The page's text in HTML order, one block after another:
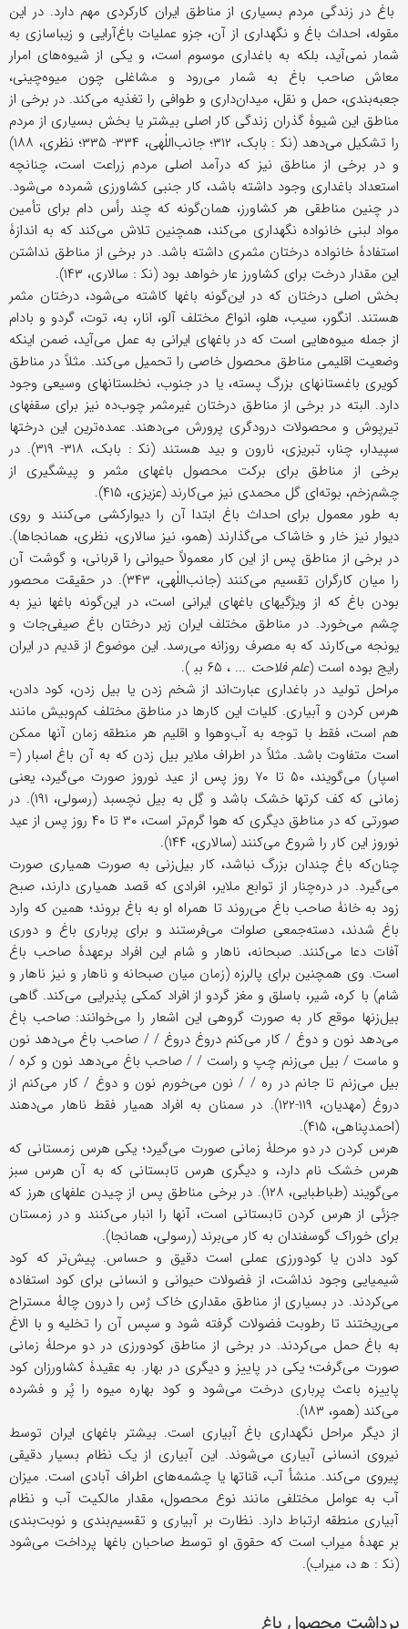
باغ در زندگی مردم بسیاری از مناطق ایران کارکردی مهم دارد. در این
مقوله، احداث باغ و نگهداری از آن، جزو عملیات باغ‌آرایی و زیباسازی به
شمار نمی‌آید، بلکه به باغداری موسوم است، و یکی از شیوه‌های امرار
معاش صاحب باغ به شمار می‌رود و مشاغلی چون میوه‌چینی،
جعبه‌بندی، حمل و نقل، میدان‌داری و طوافی را تغذیه می‌کند. در برخی از
مناطق این شیوۀ گذران زندگی کار اصلی بیشتر یا بخش بسیاری از مردم
را تشکیل می‌دهد (نک‍ : بابک، ۳۱۲؛ جانب‌اللٰهی، ۳۳۴- ۳۳۵؛ نظری، ۱۸۸)
و در برخی از مناطق نیز که درآمد اصلی مردم زراعت است، چنانچه
استعداد باغداری وجود داشته باشد، کار جنبی کشاورزی شمرده می‌شود.
در چنین مناطقی هر کشاورز، همان‌گونه که چند رأس دام برای تأمین
مواد لبنی خانواده نگهداری می‌کند، همچنین تلاش می‌کند که به اندازۀ
استفادۀ خانواده درختان مثمری داشته باشد. در برخی از مناطق نداشتن
این مقدار درخت برای کشاورز عار خواهد بود (نک‍ : سالاری، ۱۴۳).
بخش اصلی درختان که در این‌گونه باغها کاشته می‌شود، درختان مثمر
هستند. انگور، سیب، هلو، انواع مختلف آلو، انار، به، توت، گردو و بادام
از جمله میوه‌هایی است که در باغهای ایرانی به عمل می‌آید، ضمن اینکه
وضعیت اقلیمی مناطق محصول خاصی را تحمیل می‌کند. مثلاً در مناطق
کویری باغستانهای بزرگ پسته، یا در جنوب، نخلستانهای وسیعی وجود
دارد. البته در برخی از مناطق درختان غیرمثمر چوب‌ده نیز برای سقفهای
تیرپوش و محصولات درودگری پرورش می‌دهند. عمده‌ترین این درختها
سپیدار، چنار، تبریزی، نارون و بید هستند (نک‍ : بابک، ۳۱۸- ۳۱۹). در
برخی از مناطق برای برکت محصول باغهای مثمر و پیشگیری از
چشم‌زخم، بوته‌ای گل محمدی نیز می‌کارند (عزیزی، ۴۱۵).
به طور معمول برای احداث باغ ابتدا آن را دیوارکشی می‌کنند و روی
دیوار نیز خار و خاشاک می‌گذارند (همو، نیز سالاری، نظری، همانجاها).
در برخی از مناطق پس از این کار معمولاً حیوانی را قربانی، و گوشت آن
را میان کارگران تقسیم می‌کنند (جانب‌اللٰهی، ۳۴۳). در حقیقت محصور
بودن باغ که از ویژگیهای باغهای ایرانی است، در این‌گونه باغها نیز به
چشم می‌خورد. در مناطق مختلف ایران زیر درختان باغ صیفی‌جات و
یونجه می‌کارند که به مصرف روزانه می‌رسد. این موضوع از قدیم در ایران
رایج بوده است (علم فلاحت ... ، ۶۵ بب‍‌ ).
مراحل تولید در باغداری عبارت‌اند از شخم زدن یا بیل زدن، کود دادن،
هرس کردن و آبیاری. کلیات این کارها در مناطق مختلف کم‌وبیش مانند
هم است، فقط با توجه به آب‌وهوا و اقلیم هر منطقه زمان آنها ممکن
است متفاوت باشد. مثلاً در اطراف ملایر بیل زدن که به آن باغ اسبار (=
اسپار) می‌گویند، ۵۰ تا ۷۰ روز پس از عید نوروز صورت می‌گیرد، یعنی
زمانی که کف کرتها خشک باشد و گِل به بیل نچسبد (رسولی، ۱۹۱). در
صورتی که در مناطق دیگری که هوا گرم‌تر است، ۳۰ تا ۴۰ روز پس از عید
نوروز این کار را شروع می‌کنند (سالاری، ۱۴۴).
چنان‌که باغ چندان بزرگ نباشد، کار بیل‌زنی به صورت همیاری صورت
می‌گیرد. در دره‌چنار از توابع ملایر، افرادی که قصد همیاری دارند، صبح
زود به خانۀ صاحب باغ می‌روند تا همراه او به باغ بروند؛ همین که وارد
باغ شدند، دسته‌جمعی صلوات می‌فرستند و برای پرباری باغ و دوری
آفات دعا می‌کنند. صبحانه، ناهار و شام این افراد برعهدۀ صاحب باغ
است. وی همچنین برای پالرزه (زمان میان صبحانه و ناهار و نیز ناهار و
شام) با کره، شیر، باسلق و مغز گردو از افراد کمکی پذیرایی می‌کند. گاهی
بیل‌زنها موقع کار به صورت گروهی این اشعار را می‌خوانند: صاحب باغ
می‌دهد نون و دوغ / کار می‌کنم دروغ دروغ / / صاحب باغ می‌دهد نون
و ماست / بیل می‌زنم چپ و راست / / صاحب باغ می‌دهد نون و کره /
بیل می‌زنم تا جانم در ره / / نون می‌خورم نون و دوغ / کار می‌کنم از
دروغ (مهدیان، ۱۱۹-۱۲۲). در سمنان به افراد همیار فقط ناهار می‌دهند
(احمدپناهی، ۴۱۵).
هرس کردن در دو مرحلۀ زمانی صورت می‌گیرد؛ یکی هرس زمستانی که
هرس خشک نام دارد، و دیگری هرس تابستانی که به آن هرس سبز
می‌گویند (طباطبایی، ۱۲۸). در برخی مناطق پس از چیدن علفهای هرز که
جزئی از هرس کردن تابستانی است، آنها را انبار می‌کنند و در زمستان
برای خوراک گوسفندان به کار می‌برند (رسولی، همانجا).
کود دادن یا کودورزی عملی است دقیق و حساس. پیش‌تر که کود
شیمیایی وجود نداشت، از فضولات حیوانی و انسانی برای کود استفاده
می‌کردند. در بسیاری از مناطق مقداری خاک رُس را درون چالۀ مستراح
می‌ریختند تا رطوبت فضولات گرفته شود و سپس آن را تخلیه و با الاغ
به باغ حمل می‌کردند. در برخی از مناطق کودورزی در دو مرحلۀ زمانی
صورت می‌گرفت؛ یکی در پاییز و دیگری در بهار. به عقیدۀ کشاورزان کود
پاییزه باعث پرباری درخت می‌شود و کود بهاره میوه را پُر و فشرده
می‌کند (همو، ۱۸۳).
از دیگر مراحل نگهداری باغ آبیاری است. بیشتر باغهای ایران توسط
نیروی انسانی آبیاری می‌شوند. این آبیاری از یک نظام بسیار دقیقی
پیروی می‌کند. منشأ آب، قناتها یا چشمه‌های اطراف آبادی است. میزان
آب به عوامل مختلفی مانند نوع محصول، مقدار مالکیت آب و نظام
آبیاری منطقه ارتباط دارد. نظارت بر آبیاری و تقسیم‌بندی و نوبت‌بندی
بر عهدۀ میراب است که حقوق او توسط صاحبان باغها پرداخت می‌شود
(نک‍ : ه‍ د، میراب).